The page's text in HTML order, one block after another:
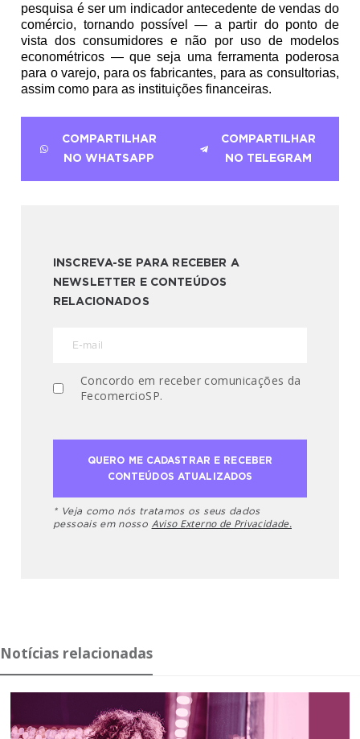
pesquisa é ser um indicador antecedente de vendas do
comércio, tornando possível — a partir do ponto de
vista dos consumidores e não por uso de modelos
econométricos — que seja uma ferramenta poderosa
para o varejo, para os fabricantes, para as consultorias,
assim como para as instituições financeiras.
COMPARTILHAR
NO WHATSAPP
COMPARTILHAR
NO TELEGRAM
INSCREVA-SE PARA RECEBER A
NEWSLETTER E CONTEÚDOS
RELACIONADOS
Concordo em receber comunicações da
FecomercioSP.
* Veja como nós tratamos os seus dados
pessoais em nosso Aviso Externo de Privacidade.
Notícias relacionadas